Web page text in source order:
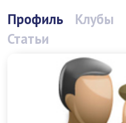
Профиль Клубы
Статьи